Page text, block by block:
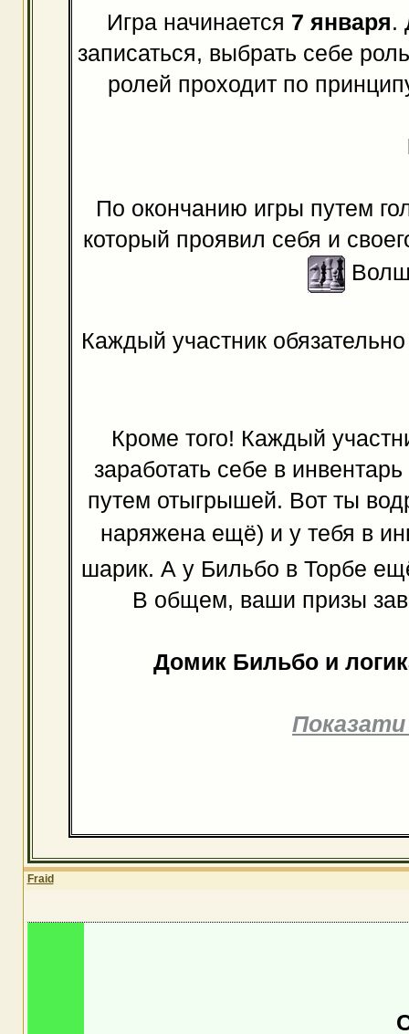
Игра начинается 7 января.
записаться, выбрать себе
ролей проходит по
По окончанию игры путем
который проявил себя и
Каждый участник
Кроме того! Каждый
заработать себе в
путем отыгрышей. Вот ты
наряжена ещё) и у тебя в
шарик. А у Бильбо в Торбе
В общем, ваши призы
Домик Бильбо и
Fraid